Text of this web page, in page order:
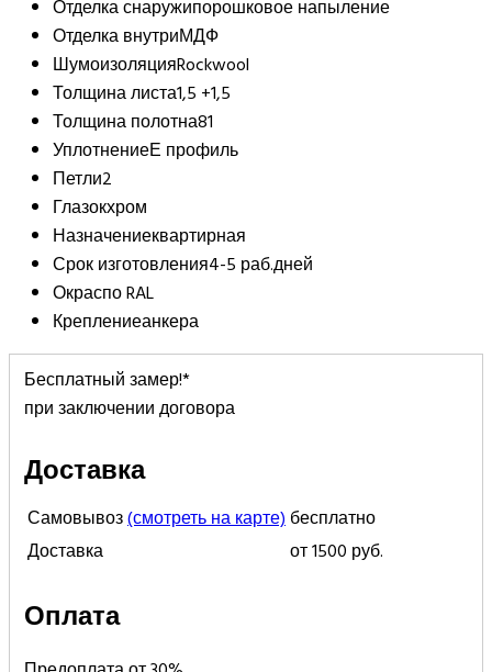
Отделка снаружипорошковое напыление
Отделка внутриМДФ
ШумоизоляцияRockwool
Толщина листа1,5 +1,5
Толщина полотна81
УплотнениеЕ профиль
Петли2
Глазокхром
Назначениеквартирная
Срок изготовления4-5 раб.дней
Окраспо RAL
Креплениеанкера
Бесплатный замер!*
при заключении договора
Доставка
Самовывоз(смотреть на карте)бесплатно
Доставка
от 1500 руб.
Оплата